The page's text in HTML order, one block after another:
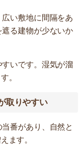
い敷地に間隔をあ
る建物が少ないか
いです。湿気が溜
。
取りやすい
番があり、自然と
ます。